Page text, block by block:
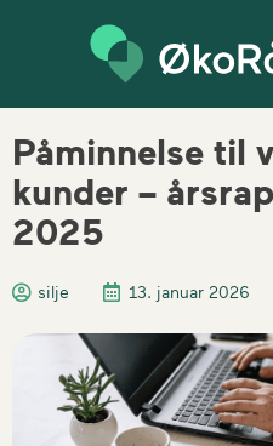
Påminnelse til
kunder –
2025
silje 13. januar 2026